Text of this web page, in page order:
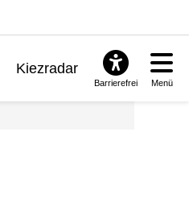
Kiezradar
Barrierefrei Menü